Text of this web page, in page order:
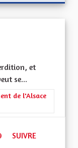
et
se...
l'Education et
de l'Alsace
49 ABONNÉS
SUIVRE